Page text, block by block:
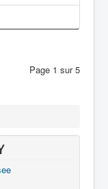
Page 1 sur 5